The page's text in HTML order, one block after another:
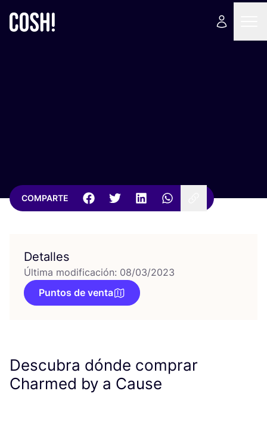
COMPARTE
Detalles
Última modificación: 08/03/2023
Puntos de venta
Descubra dónde comprar
Charmed by a Cause